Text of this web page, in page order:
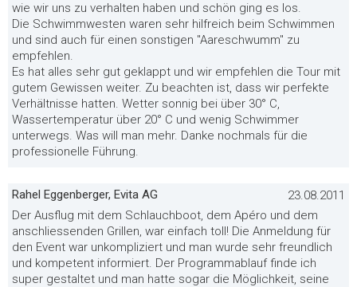
wie wir uns zu verhalten haben und schön ging es los.
Die Schwimmwesten waren sehr hilfreich beim Schwimmen
und sind auch für einen sonstigen "Aareschwumm" zu
empfehlen.
Es hat alles sehr gut geklappt und wir empfehlen die Tour mit
gutem Gewissen weiter. Zu beachten ist, dass wir perfekte
Verhältnisse hatten. Wetter sonnig bei über 30° C,
Wassertemperatur über 20° C und wenig Schwimmer
unterwegs. Was will man mehr. Danke nochmals für die
professionelle Führung.
Rahel Eggenberger, Evita AG
23.08.2011
Der Ausflug mit dem Schlauchboot, dem Apéro und dem
anschliessenden Grillen, war einfach toll! Die Anmeldung für
den Event war unkompliziert und man wurde sehr freundlich
und kompetent informiert. Der Programmablauf finde ich
super gestaltet und man hatte sogar die Möglichkeit, seine